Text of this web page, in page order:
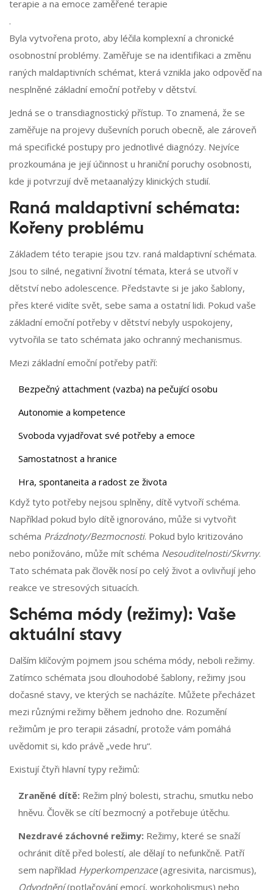
terapie a na emoce zaměřené terapie
.
Byla vytvořena proto, aby léčila komplexní a chronické
osobnostní problémy. Zaměřuje se na identifikaci a změnu
raných maldaptivních schémat, která vznikla jako odpověď na
nesplněné základní emoční potřeby v dětství.
Jedná se o transdiagnostický přístup. To znamená, že se
zaměřuje na projevy duševních poruch obecně, ale zároveň
má specifické postupy pro jednotlivé diagnózy. Nejvíce
prozkoumána je její účinnost u hraniční poruchy osobnosti,
kde ji potvrzují dvě metaanalýzy klinických studií.
Raná maldaptivní schémata:
Kořeny problému
Základem této terapie jsou tzv. raná maldaptivní schémata.
Jsou to silné, negativní životní témata, která se utvoří v
dětství nebo adolescence. Představte si je jako šablony,
přes které vidíte svět, sebe sama a ostatní lidi. Pokud vaše
základní emoční potřeby v dětství nebyly uspokojeny,
vytvořila se tato schémata jako ochranný mechanismus.
Mezi základní emoční potřeby patří:
Bezpečný attachment (vazba) na pečující osobu
Autonomie a kompetence
Svoboda vyjadřovat své potřeby a emoce
Samostatnost a hranice
Hra, spontaneita a radost ze života
Když tyto potřeby nejsou splněny, dítě vytvoří schéma.
Například pokud bylo dítě ignorováno, může si vytvořit
schéma Prázdnoty/Bezmocnosti. Pokud bylo kritizováno
nebo ponižováno, může mít schéma Nesouditelnosti/Skvrny.
Tato schémata pak člověk nosí po celý život a ovlivňují jeho
reakce ve stresových situacích.
Schéma módy (režimy): Vaše
aktuální stavy
Dalším klíčovým pojmem jsou schéma módy, neboli režimy.
Zatímco schémata jsou dlouhodobé šablony, režimy jsou
dočasné stavy, ve kterých se nacházíte. Můžete přecházet
mezi různými režimy během jednoho dne. Rozumění
režimům je pro terapii zásadní, protože vám pomáhá
uvědomit si, kdo právě „vede hru“.
Existují čtyři hlavní typy režimů:
Zraněné dítě: Režim plný bolesti, strachu, smutku nebo
hněvu. Člověk se cítí bezmocný a potřebuje útěchu.
Nezdravé záchovné režimy: Režimy, které se snaží
ochránit dítě před bolestí, ale dělají to nefunkčně. Patří
sem například Hyperkompenzace(agresivita, narcismus),
Odvodnění(potlačování emocí, workoholismus) nebo